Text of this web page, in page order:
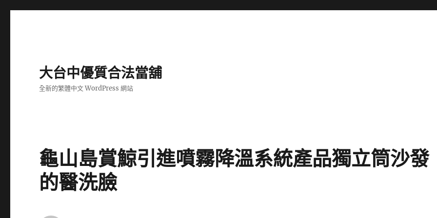
大台中優質合法當舖
全新的繁體中文 WordPress 網站
龜山島賞鯨引進噴霧降溫系統產品獨立筒沙發
的醫洗臉